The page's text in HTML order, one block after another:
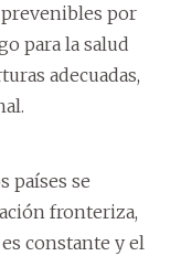
por
para la salud
adecuadas,
países se
fronteriza,
constante y el